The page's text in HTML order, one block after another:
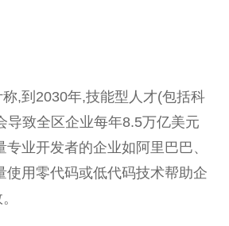
,到2030年,技能型人才(包括科
导致全区企业每年8.5万亿美元
业开发者的企业如阿里巴巴、
使用零代码或低代码技术帮助企